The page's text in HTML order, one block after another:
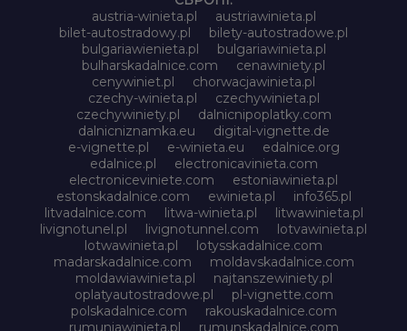
austria-winieta.pl
austriawinieta.pl
bilet-autostradowy.pl
bilety-autostradowe.pl
bulgariawienieta.pl
bulgariawinieta.pl
bulharskadalnice.com
cenawiniety.pl
cenywiniet.pl
chorwacjawinieta.pl
czechy-winieta.pl
czechywinieta.pl
czechywiniety.pl
dalnicnipoplatky.com
dalnicniznamka.eu
digital-vignette.de
e-vignette.pl
e-winieta.eu
edalnice.org
edalnice.pl
electronicavinieta.com
electroniceviniete.com
estoniawinieta.pl
estonskadalnice.com
ewinieta.pl
info365.pl
litvadalnice.com
litwa-winieta.pl
litwawinieta.pl
livignotunel.pl
livignotunnel.com
lotvawinieta.pl
lotwawinieta.pl
lotysskadalnice.com
madarskadalnice.com
moldavskadalnice.com
moldawiawinieta.pl
najtanszewiniety.pl
oplatyautostradowe.pl
pl-vignette.com
polskadalnice.com
rakouskadalnice.com
rumuniawinieta.pl
rumunskadalnice.com